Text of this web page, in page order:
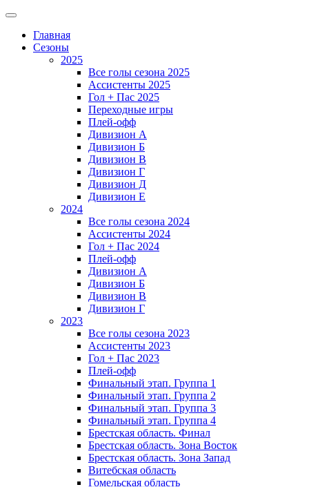
Главная
Сезоны
2025
Все голы сезона 2025
Ассистенты 2025
Гол + Пас 2025
Переходные игры
Плей-офф
Дивизион A
Дивизион Б
Дивизион В
Дивизион Г
Дивизион Д
Дивизион Е
2024
Все голы сезона 2024
Ассистенты 2024
Гол + Пас 2024
Плей-офф
Дивизион A
Дивизион Б
Дивизион В
Дивизион Г
2023
Все голы сезона 2023
Ассистенты 2023
Гол + Пас 2023
Плей-офф
Финальный этап. Группа 1
Финальный этап. Группа 2
Финальный этап. Группа 3
Финальный этап. Группа 4
Брестская область. Финал
Брестская область. Зона Восток
Брестская область. Зона Запад
Витебская область
Гомельская область